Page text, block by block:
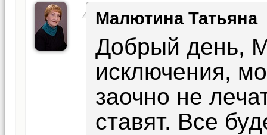
Малютина Татьяна
Добрый день,
исключения,
заочно не
ставят. Все